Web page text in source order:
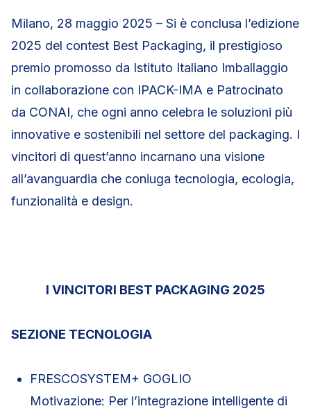
Milano, 28 maggio 2025 – Si è conclusa l’edizione
2025 del contest Best Packaging, il prestigioso
premio promosso da Istituto Italiano Imballaggio
in collaborazione con IPACK-IMA e Patrocinato
da CONAI, che ogni anno celebra le soluzioni più
innovative e sostenibili nel settore del packaging. I
vincitori di quest’anno incarnano una visione
all’avanguardia che coniuga tecnologia, ecologia,
funzionalità e design.
I VINCITORI BEST PACKAGING 2025
SEZIONE TECNOLOGIA
FRESCOSYSTEM+ GOGLIO
Motivazione: Per l’integrazione intelligente di